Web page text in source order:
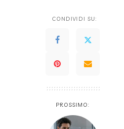
CONDIVIDI SU:
PROSSIMO: